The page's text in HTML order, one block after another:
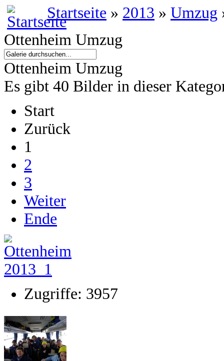
Startseite » 2013 » Umzug
Ottenheim Umzug
Ottenheim Umzug
Es gibt 40 Bilder in dieser
Start
Zurück
1
2
3
Weiter
Ende
Zugriffe: 3957